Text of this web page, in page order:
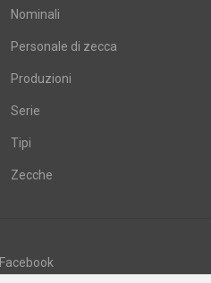
Nominali
Personale di zecca
Produzioni
Serie
Tipi
Zecche
Facebook